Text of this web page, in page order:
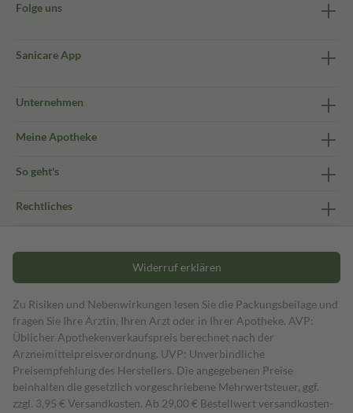
Folge uns
Sanicare App
Unternehmen
Meine Apotheke
So geht's
Rechtliches
Widerruf erklären
Zu Risiken und Nebenwirkungen lesen Sie die Packungsbeilage und
fragen Sie Ihre Ärztin, Ihren Arzt oder in Ihrer Apotheke. AVP:
Üblicher Apothekenverkaufspreis berechnet nach der
Arzneimittelpreisverordnung. UVP: Unverbindliche
Preisempfehlung des Herstellers. Die angegebenen Preise
beinhalten die gesetzlich vorgeschriebene Mehrwertsteuer, ggf.
zzgl. 3,95 € Versandkosten. Ab 29,00 € Bestell­wert versand­kosten­